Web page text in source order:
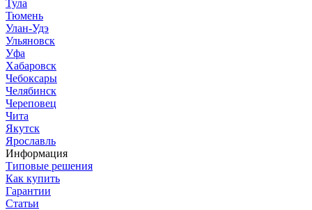
Тула
Тюмень
Улан-Удэ
Ульяновск
Уфа
Хабаровск
Чебоксары
Челябинск
Череповец
Чита
Якутск
Ярославль
Информация
Типовые решения
Как купить
Гарантии
Статьи